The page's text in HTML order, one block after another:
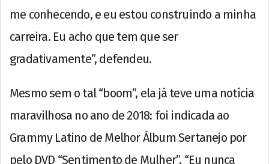
me conhecendo, e eu estou construindo a minha
carreira. Eu acho que tem que ser
gradativamente”, defendeu.
Mesmo sem o tal “boom”, ela já teve uma notícia
maravilhosa no ano de 2018: foi indicada ao
Grammy Latino de Melhor Álbum Sertanejo por
pelo DVD “Sentimento de Mulher”. “Eu nunca